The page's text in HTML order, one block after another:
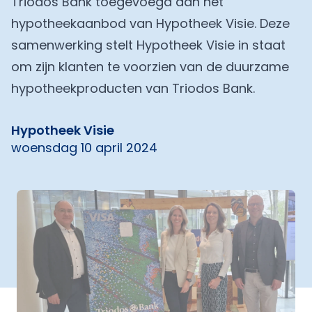
hypotheekaanbod van Hypotheek Visie. Deze
samenwerking stelt Hypotheek Visie in staat
om zijn klanten te voorzien van de duurzame
hypotheekproducten van Triodos Bank.
Hypotheek Visie
woensdag 10 april 2024